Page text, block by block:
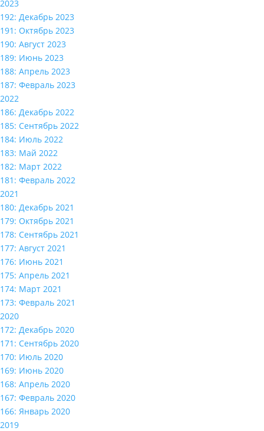
2023
192: Декабрь 2023
191: Октябрь 2023
190: Август 2023
189: Июнь 2023
188: Апрель 2023
187: Февраль 2023
2022
186: Декабрь 2022
185: Сентябрь 2022
184: Июль 2022
183: Май 2022
182: Март 2022
181: Февраль 2022
2021
180: Декабрь 2021
179: Октябрь 2021
178: Сентябрь 2021
177: Август 2021
176: Июнь 2021
175: Апрель 2021
174: Март 2021
173: Февраль 2021
2020
172: Декабрь 2020
171: Сентябрь 2020
170: Июль 2020
169: Июнь 2020
168: Апрель 2020
167: Февраль 2020
166: Январь 2020
2019